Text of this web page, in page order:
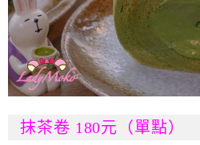
抹茶卷 180元（單點）